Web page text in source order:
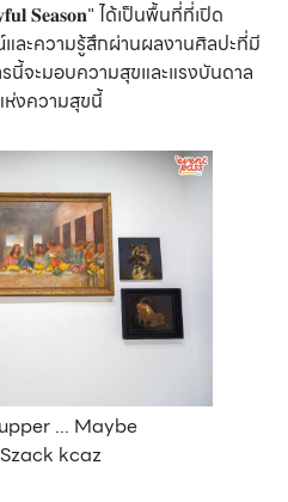
𝐒𝐞𝐚𝐬𝐨𝐧" ได้เป็นพื้นที่ที่เปิด
ละความรู้สึกผ่านผลงานศิลปะที่มี
นี้จะมอบความสุขและแรงบันดาล
ห่งความสุขนี้
... Maybe
kcaz